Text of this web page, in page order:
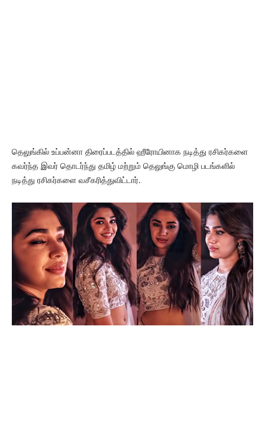
தெலுங்கில் உப்பன்னா திரைப்படத்தில் ஹீரோயினாக நடித்து ரசிகர்களை
கவர்ந்த இவர் தொடர்ந்து தமிழ் மற்றும் தெலுங்கு மொழி படங்களில்
நடித்து ரசிகர்களை வசீகரித்துவிட்டார்.